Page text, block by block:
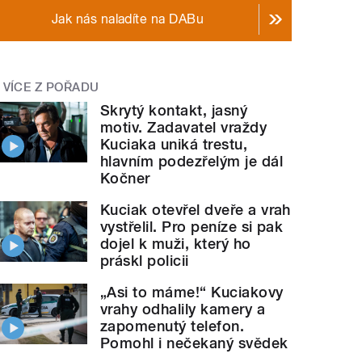
Jak nás naladíte na DABu
VÍCE Z POŘADU
Skrytý kontakt, jasný
motiv. Zadavatel vraždy
Kuciaka uniká trestu,
hlavním podezřelým je dál
Kočner
Kuciak otevřel dveře a vrah
vystřelil. Pro peníze si pak
dojel k muži, který ho
práskl policii
„Asi to máme!“ Kuciakovy
vrahy odhalily kamery a
zapomenutý telefon.
Pomohl i nečekaný svědek